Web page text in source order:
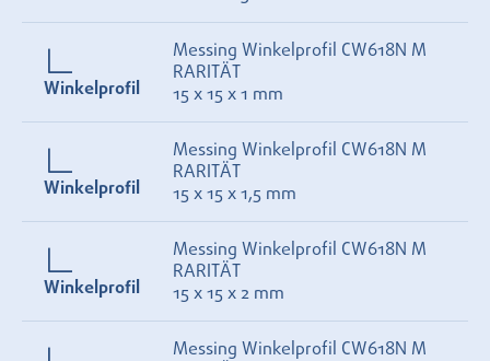
Winkelprofil
Messing Winkelprofil CW618N M
RARITÄT
15 x 15 x 1 mm
Winkelprofil
Messing Winkelprofil CW618N M
RARITÄT
15 x 15 x 1,5 mm
Winkelprofil
Messing Winkelprofil CW618N M
RARITÄT
15 x 15 x 2 mm
Messing Winkelprofil CW618N M